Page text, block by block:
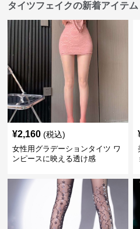
タイツフェイクの新着アイテム
¥2,160 (税込)
女性用グラデーションタイツ ワ
ンピースに映える透け感